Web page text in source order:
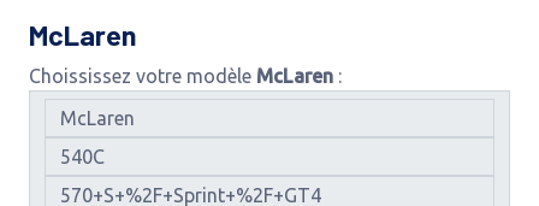
McLaren
Choississez votre modèle McLaren :